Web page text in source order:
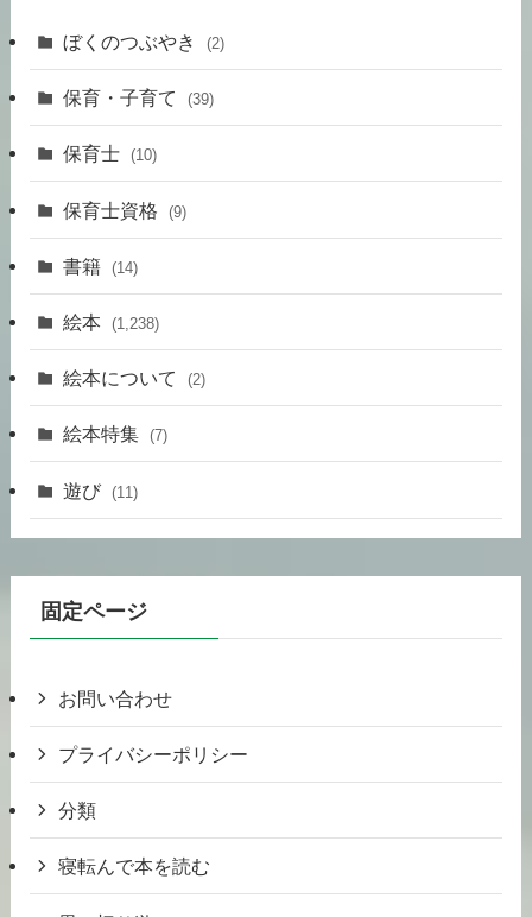
ぼくのつぶやき (2)
保育・子育て (39)
保育士 (10)
保育士資格 (9)
書籍 (14)
絵本 (1,238)
絵本について (2)
絵本特集 (7)
遊び (11)
固定ページ
お問い合わせ
プライバシーポリシー
分類
寝転んで本を読む